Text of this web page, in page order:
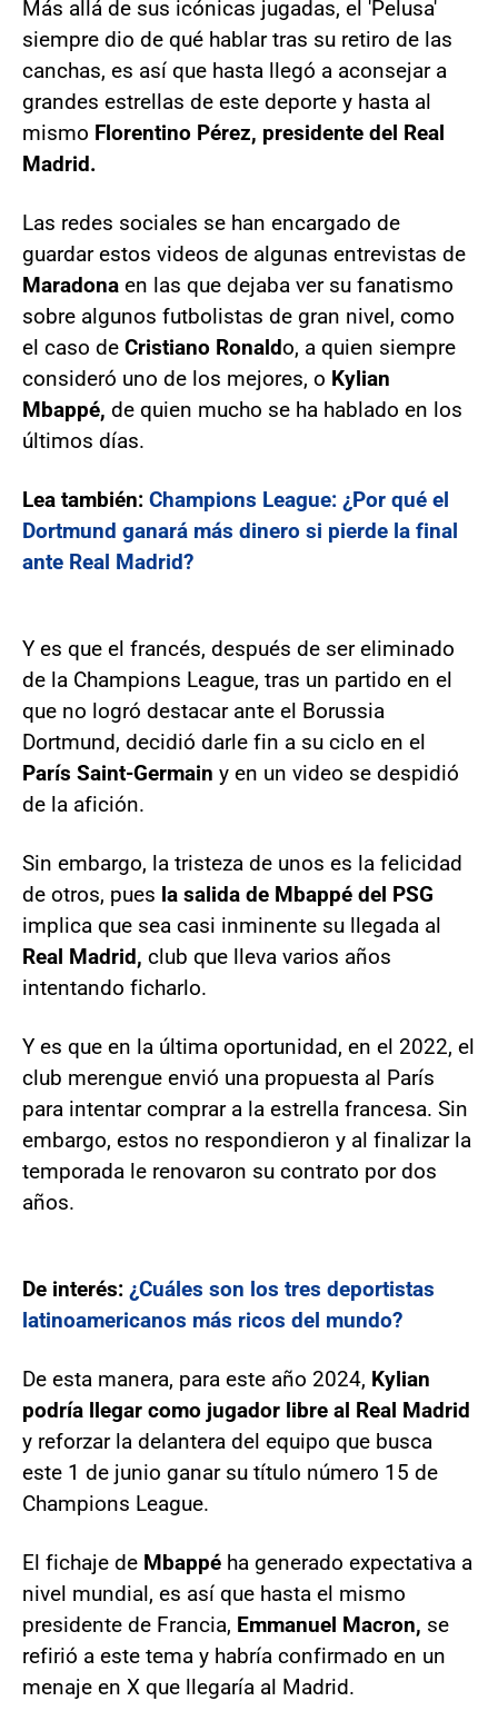
Más allá de sus icónicas jugadas, el 'Pelusa'
siempre dio de qué hablar tras su retiro de las
canchas, es así que hasta llegó a aconsejar a
grandes estrellas de este deporte y hasta al
mismo Florentino Pérez, presidente del Real
Madrid.
Las redes sociales se han encargado de
guardar estos videos de algunas entrevistas de
Maradona en las que dejaba ver su fanatismo
sobre algunos futbolistas de gran nivel, como
el caso de Cristiano Ronaldo, a quien siempre
consideró uno de los mejores, o Kylian
Mbappé, de quien mucho se ha hablado en los
últimos días.
Lea también: Champions League: ¿Por qué el
Dortmund ganará más dinero si pierde la final
ante Real Madrid?
Y es que el francés, después de ser eliminado
de la Champions League, tras un partido en el
que no logró destacar ante el Borussia
Dortmund, decidió darle fin a su ciclo en el
París Saint-Germain y en un video se despidió
de la afición.
Sin embargo, la tristeza de unos es la felicidad
de otros, pues la salida de Mbappé del PSG
implica que sea casi inminente su llegada al
Real Madrid, club que lleva varios años
intentando ficharlo.
Y es que en la última oportunidad, en el 2022, el
club merengue envió una propuesta al París
para intentar comprar a la estrella francesa. Sin
embargo, estos no respondieron y al finalizar la
temporada le renovaron su contrato por dos
años.
De interés: ¿Cuáles son los tres deportistas
latinoamericanos más ricos del mundo?
De esta manera, para este año 2024, Kylian
podría llegar como jugador libre al Real Madrid
y reforzar la delantera del equipo que busca
este 1 de junio ganar su título número 15 de
Champions League.
El fichaje de Mbappé ha generado expectativa a
nivel mundial, es así que hasta el mismo
presidente de Francia, Emmanuel Macron, se
refirió a este tema y habría confirmado en un
menaje en X que llegaría al Madrid.